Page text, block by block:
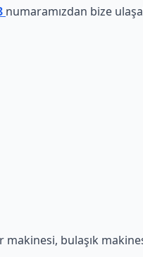
numaramızdan bize
bulaşık